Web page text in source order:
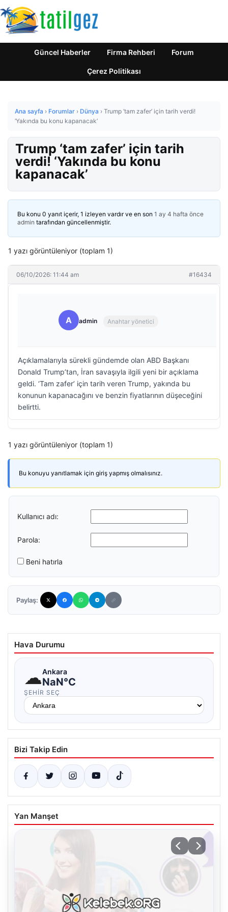
Güncel Haberler Firma Rehberi Forum
Çerez Politikası
Ana sayfa › Forumlar › Dünya › Trump ‘tam zafer’ için tarih verdi!
‘Yakında bu konu kapanacak’
Trump ‘tam zafer’ için tarih
verdi! ‘Yakında bu konu
kapanacak’
Bu konu 0 yanıt içerir, 1 izleyen vardır ve en son 1 ay 4 hafta önce
admin tarafından güncellenmiştir.
1 yazı görüntüleniyor (toplam 1)
06/10/2026: 11:44 am #16434
A admin Anahtar yönetici
Açıklamalarıyla sürekli gündemde olan ABD Başkanı
Donald Trump’tan, İran savaşıyla ilgili yeni bir açıklama
geldi. ‘Tam zafer’ için tarih veren Trump, yakında bu
konunun kapanacağını ve benzin fiyatlarının düşeceğini
belirtti.
1 yazı görüntüleniyor (toplam 1)
Bu konuyu yanıtlamak için giriş yapmış olmalısınız.
Kullanıcı adı:
Parola:
Beni hatırla
Paylaş:
Hava Durumu
☁Ankara
NaN°C
ŞEHIR SEÇ
Bizi Takip Edin
Yan Manşet